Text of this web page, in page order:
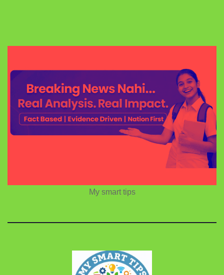
My smart tips